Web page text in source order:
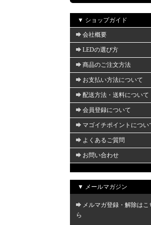
▼ ショップガイド
会社概要
LEDの選び方
商品のご注文方法
お支払い方法について
配送方法・送料について
会員登録について
マゴイチポイントについ
よくあるご質問
お問い合わせ
▼ メールマガジン
メルマガ登録・解除はこ
ら